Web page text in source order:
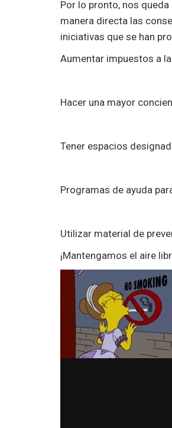
Por lo pronto, nos
manera directa las
iniciativas que se han
Aumentar impuestos a
Hacer una mayor
Tener espacios
Programas de ayuda
Utilizar material de
¡Mantengamos el aire